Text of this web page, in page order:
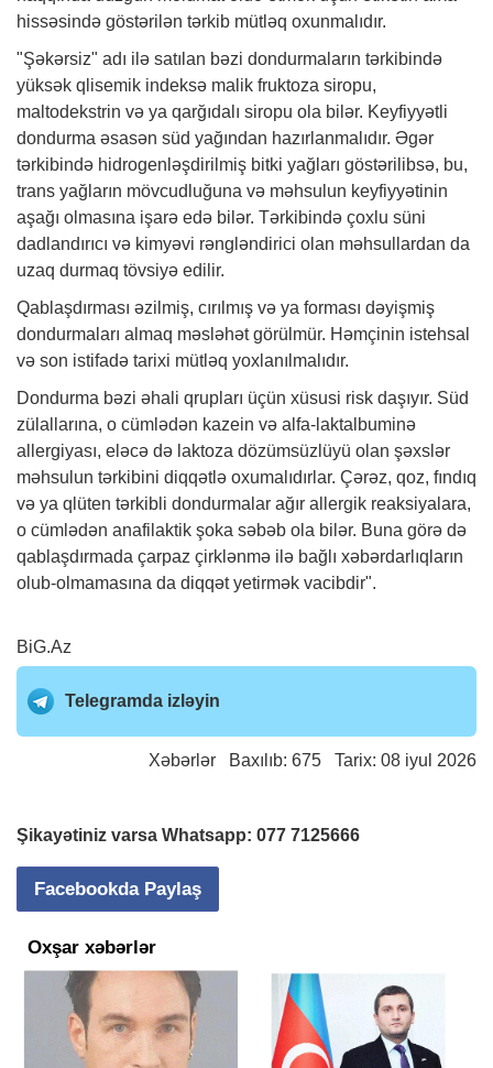
hissəsində göstərilən tərkib mütləq oxunmalıdır.
"Şəkərsiz" adı ilə satılan bəzi dondurmaların tərkibində
yüksək qlisemik indeksə malik fruktoza siropu,
maltodekstrin və ya qarğıdalı siropu ola bilər. Keyfiyyətli
dondurma əsasən süd yağından hazırlanmalıdır. Əgər
tərkibində hidrogenləşdirilmiş bitki yağları göstərilibsə, bu,
trans yağların mövcudluğuna və məhsulun keyfiyyətinin
aşağı olmasına işarə edə bilər. Tərkibində çoxlu süni
dadlandırıcı və kimyəvi rəngləndirici olan məhsullardan da
uzaq durmaq tövsiyə edilir.
Qablaşdırması əzilmiş, cırılmış və ya forması dəyişmiş
dondurmaları almaq məsləhət görülmür. Həmçinin istehsal
və son istifadə tarixi mütləq yoxlanılmalıdır.
Dondurma bəzi əhali qrupları üçün xüsusi risk daşıyır. Süd
zülallarına, o cümlədən kazein və alfa-laktalbuminə
allergiyası, eləcə də laktoza dözümsüzlüyü olan şəxslər
məhsulun tərkibini diqqətlə oxumalıdırlar. Çərəz, qoz, fındıq
və ya qlüten tərkibli dondurmalar ağır allergik reaksiyalara,
o cümlədən anafilaktik şoka səbəb ola bilər. Buna görə də
qablaşdırmada çarpaz çirklənmə ilə bağlı xəbərdarlıqların
olub-olmamasına da diqqət yetirmək vacibdir".
BiG.Az
Telegramda izləyin
Xəbərlər Baxılıb: 675 Tarix: 08 iyul 2026
Şikayətiniz varsa Whatsapp: 077 7125666
Facebookda Paylaş
Oxşar xəbərlər